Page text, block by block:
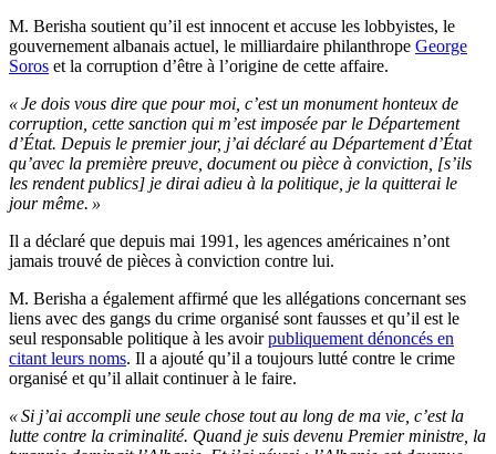
M. Berisha soutient qu’il est innocent et accuse les lobbyistes, le
gouvernement albanais actuel, le milliardaire philanthrope George
Soros et la corruption d’être à l’origine de cette affaire.
« Je dois vous dire que pour moi, c’est un monument honteux de
corruption, cette sanction qui m’est imposée par le Département
d’État. Depuis le premier jour, j’ai déclaré au Département d’État
qu’avec la première preuve, document ou pièce à conviction, [s’ils
les rendent publics] je dirai adieu à la politique, je la quitterai le
jour même. »
Il a déclaré que depuis mai 1991, les agences américaines n’ont
jamais trouvé de pièces à conviction contre lui.
M. Berisha a également affirmé que les allégations concernant ses
liens avec des gangs du crime organisé sont fausses et qu’il est le
seul responsable politique à les avoirpubliquement dénoncés en
citant leurs noms. Il a ajouté qu’il a toujours lutté contre le crime
organisé et qu’il allait continuer à le faire.
« Si j’ai accompli une seule chose tout au long de ma vie, c’est la
lutte contre la criminalité. Quand je suis devenu Premier ministre, la